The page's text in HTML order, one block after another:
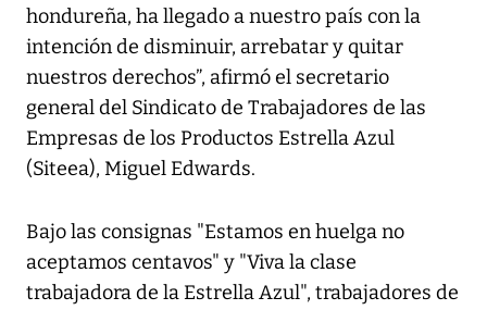
hondureña, ha llegado a nuestro país con la
intención de disminuir, arrebatar y quitar
nuestros derechos”, afirmó el secretario
general del Sindicato de Trabajadores de las
Empresas de los Productos Estrella Azul
(Siteea), Miguel Edwards.
Bajo las consignas "Estamos en huelga no
aceptamos centavos" y "Viva la clase
trabajadora de la Estrella Azul", trabajadores de